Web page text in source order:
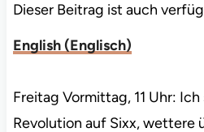
Dieser Beitrag ist auch
English(Englisch)
Freitag Vormittag, 11 Uhr:
Revolution auf Sixx, wettere